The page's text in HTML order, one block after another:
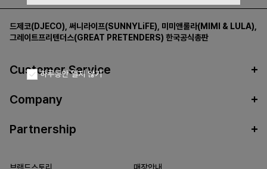
드제코(DJECO) 써니라이프(SUNNYLiFE) 미미앤룰라(MIMI & LULA)
그레이트프리텐더스(GREAT PRETENDERS) 한국공식총판
Customer Service
Company
Partnership
하루동안 열지 않기